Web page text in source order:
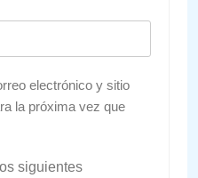
electrónico y sitio
la próxima vez que
siguientes